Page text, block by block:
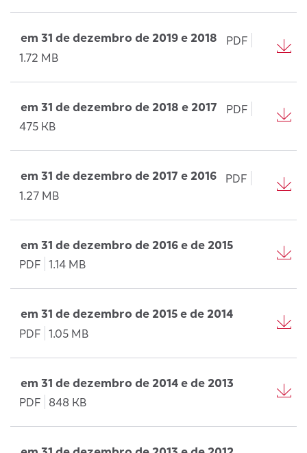
em 31 de dezembro de 2019 e 2018
PDF
1.72 MB
em 31 de dezembro de 2018 e 2017
PDF
475 KB
em 31 de dezembro de 2017 e 2016
PDF
1.27 MB
em 31 de dezembro de 2016 e de 2015
PDF 1.14 MB
em 31 de dezembro de 2015 e de 2014
PDF 1.05 MB
em 31 de dezembro de 2014 e de 2013
PDF
848 KB